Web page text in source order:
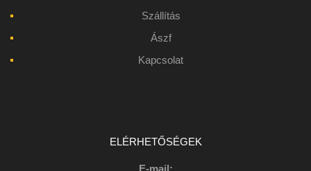
Szállítás
Ászf
Kapcsolat
ELÉRHETŐSÉGEK
E-mail: